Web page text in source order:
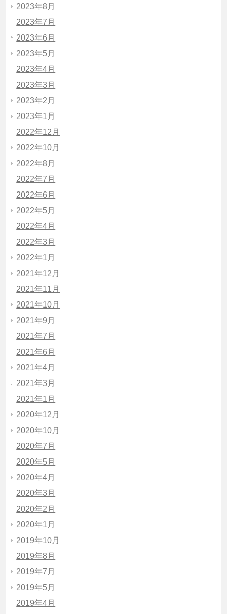
2023年8月
2023年7月
2023年6月
2023年5月
2023年4月
2023年3月
2023年2月
2023年1月
2022年12月
2022年10月
2022年8月
2022年7月
2022年6月
2022年5月
2022年4月
2022年3月
2022年1月
2021年12月
2021年11月
2021年10月
2021年9月
2021年7月
2021年6月
2021年4月
2021年3月
2021年1月
2020年12月
2020年10月
2020年7月
2020年5月
2020年4月
2020年3月
2020年2月
2020年1月
2019年10月
2019年8月
2019年7月
2019年5月
2019年4月